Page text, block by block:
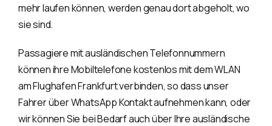
mehr laufen können, werden genau dort abgeholt, wo
sie sind.
Passagiere mit ausländischen Telefonnummern
können ihre Mobiltelefone kostenlos mit dem WLAN
am Flughafen Frankfurt verbinden, so dass unser
Fahrer über WhatsApp Kontakt aufnehmen kann, oder
wir können Sie bei Bedarf auch über Ihre ausländische